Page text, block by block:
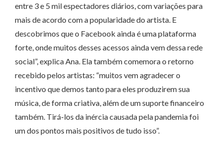
entre 3 e 5 mil espectadores diários, com variações para
mais de acordo com a popularidade do artista. E
descobrimos que o Facebook ainda é uma plataforma
forte, onde muitos desses acessos ainda vem dessa rede
social”, explica Ana. Ela também comemora o retorno
recebido pelos artistas: “muitos vem agradecer o
incentivo que demos tanto para eles produzirem sua
música, de forma criativa, além de um suporte financeiro
também. Tirá-los da inércia causada pela pandemia foi
um dos pontos mais positivos de tudo isso”.